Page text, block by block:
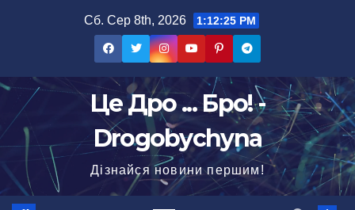
Сб. Сер 8th, 2026 1:12:26 PM
Це Дро ... Бро! -
Drogobychyna
Дізнайся новини першим!